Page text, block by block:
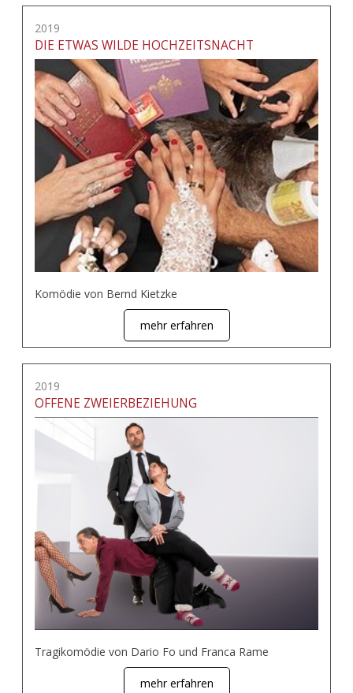
2019
DIE ETWAS WILDE HOCHZEITSNACHT
Komödie von Bernd Kietzke
mehr erfahren
2019
OFFENE ZWEIERBEZIEHUNG
Tragikomödie von Dario Fo und Franca Rame
mehr erfahren